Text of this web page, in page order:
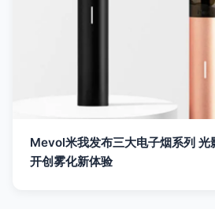
Mevol米我发布三大电子烟系列
开创雾化新体验